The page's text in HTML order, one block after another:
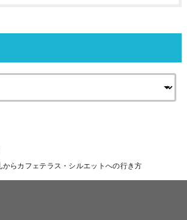
らカフェテラス・シルエットへの行き方